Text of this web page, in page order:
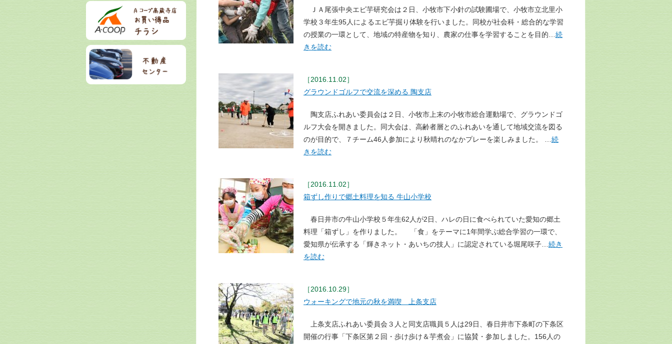
ＪＡ尾張中央エビ芋研究会は２日、小牧市下小針の試験圃場で、小牧市立北里小
学校３年生95人によるエビ芋掘り体験を行いました。同校が社会科・総合的な学習
の授業の一環として、地域の特産物を知り、農家の仕事を学習することを目的… 続
きを読む
［2016.11.02］
グラウンドゴルフで交流を深める 陶支店
陶支店ふれあい委員会は２日、小牧市上末の小牧市総合運動場で、グラウンドゴ
ルフ大会を開きました。同大会は、高齢者層とのふれあいを通して地域交流を図る
のが目的で、７チーム46人参加により秋晴れのなかプレーを楽しみました。 … 続
きを読む
［2016.11.02］
箱ずし作りで郷土料理を知る 牛山小学校
春日井市の牛山小学校５年生62人が2日、ハレの日に食べられていた愛知の郷土
料理「箱ずし」を作りました。 「食」をテーマに1年間学ぶ総合学習の一環で、
愛知県が伝承する「輝きネット・あいちの技人」に認定されている堀尾咲子… 続き
を読む
［2016.10.29］
ウォーキングで地元の秋を満喫 上条支店
上条支店ふれあい委員会３人と同支店職員５人は29日、春日井市下条町の下条区
開催の行事「下条区第２回・歩け歩け＆芋煮会」に協賛・参加しました。156人の